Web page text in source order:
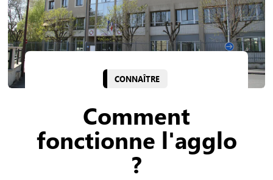
CONNAÎTRE
Comment
fonctionne l'agglo
?